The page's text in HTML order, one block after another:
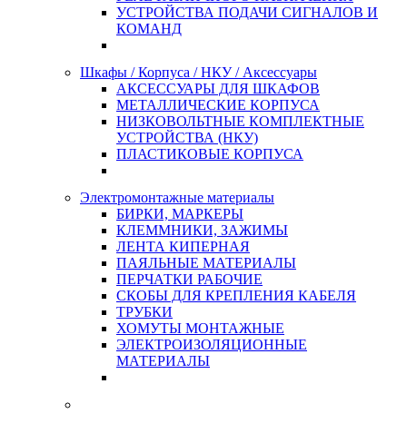
УСТРОЙСТВА ПОДАЧИ СИГНАЛОВ И
КОМАНД
Шкафы / Корпуса / НКУ / Аксессуары
АКСЕССУАРЫ ДЛЯ ШКАФОВ
МЕТАЛЛИЧЕСКИЕ КОРПУСА
НИЗКОВОЛЬТНЫЕ КОМПЛЕКТНЫЕ
УСТРОЙСТВА (НКУ)
ПЛАСТИКОВЫЕ КОРПУСА
Электромонтажные материалы
БИРКИ, МАРКЕРЫ
КЛЕММНИКИ, ЗАЖИМЫ
ЛЕНТА КИПЕРНАЯ
ПАЯЛЬНЫЕ МАТЕРИАЛЫ
ПЕРЧАТКИ РАБОЧИЕ
СКОБЫ ДЛЯ КРЕПЛЕНИЯ КАБЕЛЯ
ТРУБКИ
ХОМУТЫ МОНТАЖНЫЕ
ЭЛЕКТРОИЗОЛЯЦИОННЫЕ
МАТЕРИАЛЫ